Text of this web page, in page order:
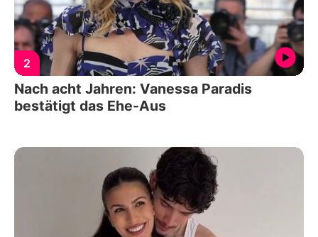
2
Nach acht Jahren: Vanessa Paradis
bestätigt das Ehe-Aus